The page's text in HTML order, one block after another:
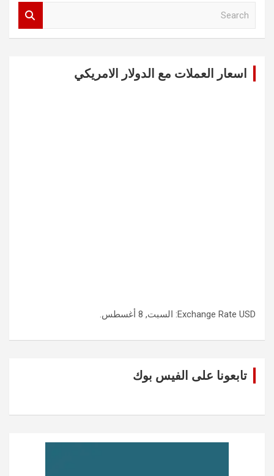
اسعار العملات مع الدولار الامريكي
Exchange Rate USD : السبت, 8 أغسطس.
تابعونا على الفيس بوك